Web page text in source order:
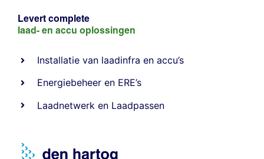
Levert complete
laad- en accu oplossingen
Installatie van laadinfra en accu’s
Energiebeheer en ERE’s
Laadnetwerk en Laadpassen